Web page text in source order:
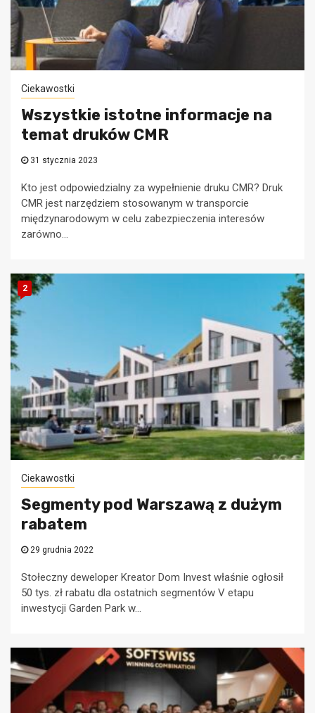
Ciekawostki
Wszystkie istotne informacje na
temat druków CMR
31 stycznia 2023
Kto jest odpowiedzialny za wypełnienie druku CMR? Druk
CMR jest narzędziem stosowanym w transporcie
międzynarodowym w celu zabezpieczenia interesów
zarówno...
2
Ciekawostki
Segmenty pod Warszawą z dużym
rabatem
29 grudnia 2022
Stołeczny deweloper Kreator Dom Invest właśnie ogłosił
50 tys. zł rabatu dla ostatnich segmentów V etapu
inwestycji Garden Park w...